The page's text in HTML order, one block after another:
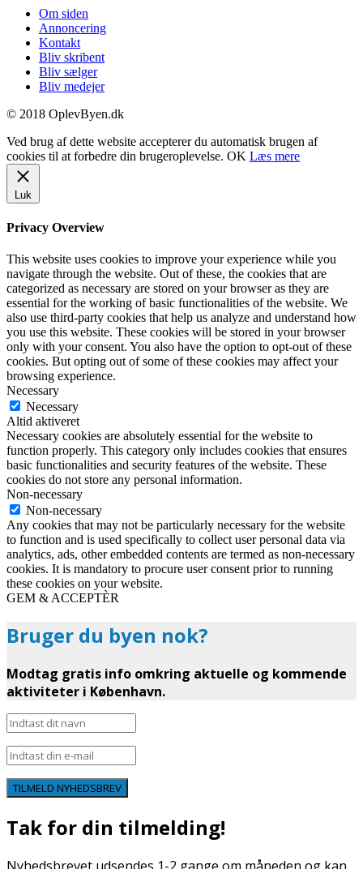
Om siden
Annoncering
Kontakt
Bliv skribent
Bliv sælger
Bliv medejer
© 2018 OplevByen.dk
Ved brug af dette website accepterer du automatisk brugen af
cookies til at forbedre din brugeroplevelse. OK Læs mere
Luk
Privacy Overview
This website uses cookies to improve your experience while you
navigate through the website. Out of these, the cookies that are
categorized as necessary are stored on your browser as they are
essential for the working of basic functionalities of the website. We
also use third-party cookies that help us analyze and understand how
you use this website. These cookies will be stored in your browser
only with your consent. You also have the option to opt-out of these
cookies. But opting out of some of these cookies may affect your
browsing experience.
Necessary
Necessary
Altid aktiveret
Necessary cookies are absolutely essential for the website to
function properly. This category only includes cookies that ensures
basic functionalities and security features of the website. These
cookies do not store any personal information.
Non-necessary
Non-necessary
Any cookies that may not be particularly necessary for the website
to function and is used specifically to collect user personal data via
analytics, ads, other embedded contents are termed as non-necessary
cookies. It is mandatory to procure user consent prior to running
these cookies on your website.
GEM & ACCEPTÈR
Bruger du byen nok?
Modtag gratis info omkring aktuelle og kommende
aktiviteter i København.
TILMELD NYHEDSBREV
Tak for din tilmelding!